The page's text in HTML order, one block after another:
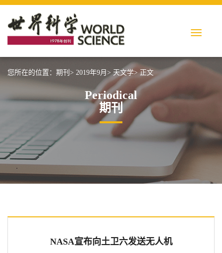
您所在的位置： 期刊> 2019年9月> 天文学> 正文
Periodical
期刊
NASA宣布向土卫六发送无人机